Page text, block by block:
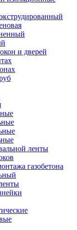
и дверей
ленты
газобетона